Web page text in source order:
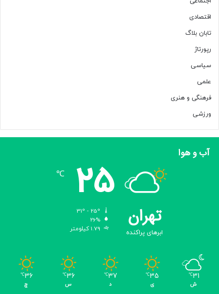
اقتصادی
تابان بلاگ
رپورتاژ
سیاسی
علمی
فرهنگی و هنری
ورزشی
آب و هوا
تهران
ابرهای پراکنده
25
℃
26%
1.79 کیلومتر
31
℃
ش
35
℃
ی
37
℃
د
36
℃
س
36
℃
چ